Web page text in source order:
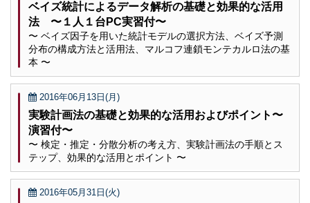
ベイズ統計によるデータ解析の基礎と効果的な活用
法 〜１人１台PC実習付〜
〜 ベイズ因子を用いた統計モデルの選択方法、ベイズ予測
分布の構成方法と活用法、マルコフ連鎖モンテカルロ法の基
本 〜
2016年06月13日(月)
実験計画法の基礎と効果的な活用およびポイント〜
演習付〜
〜 検定・推定・分散分析の考え方、実験計画法の手順とス
テップ、効果的な活用とポイント 〜
2016年05月31日(火)